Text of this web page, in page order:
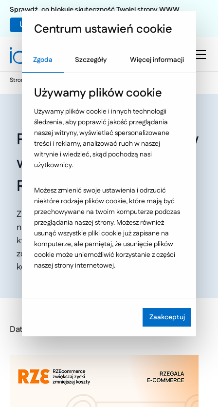
Umów warsztat UX
Sprawdź, co blokuje skuteczność Twojej strony WWW
Strona główna
Projekty naszych klientów
wśród nominowanych do
RZEgala
Z radością i dumą informujemy, że dwóch
naszych klientów – wraz z projektami, nad
którymi mieliśmy przyjemność pracować –
zostało nominowanych w prestiżowym
konkursie RZEgala!
Data publikacji: 2025-10-16
Centrum ustawień cookie
Zgoda Szczegóły Więcej informacji
Używamy plików cookie
Używamy plików cookie i innych technologii
śledzenia, aby poprawić jakość przeglądania
naszej witryny, wyświetlać spersonalizowane
treści i reklamy, analizować ruch w naszej
witrynie i wiedzieć, skąd pochodzą nasi
użytkownicy.
Możesz zmienić swoje ustawienia i odrzucić
niektóre rodzaje plików cookie, które mają być
przechowywane na twoim komputerze podczas
przeglądania naszej strony. Możesz również
usunąć wszystkie pliki cookie już zapisane na
komputerze, ale pamiętaj, że usunięcie plików
cookie może uniemożliwić korzystanie z części
naszej strony internetowej.
Zaakceptuj